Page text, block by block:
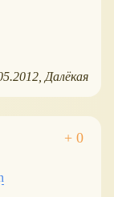
Далёкая